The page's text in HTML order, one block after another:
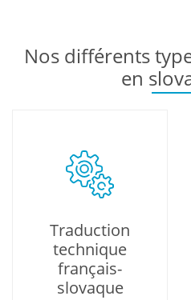
Nos différents
en
Traduction
technique
français-
slovaque